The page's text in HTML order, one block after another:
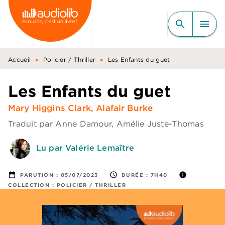
MENU RECHERCHE
CONTENU
PIED DE PAGE
search menu
Accueil • Policier / Thriller • Les Enfants du guet
Les Enfants du guet
Mary Higgins Clark,Alafair Burke
Traduit parAnne Damour, Amélie Juste-Thomas
Lu par Valérie Lemaître
date_range PARUTION : 05/07/2023 access_time DURÉE : 7H40 info
COLLECTION : POLICIER / THRILLER